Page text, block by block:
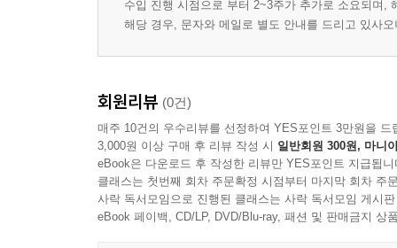
수입 진행 시점으로 부터 2~3주가 추가로 소요되며,
해당 경우, 문자와 메일로 별도 안내를 드리고 있사
회원리뷰 (0건)
매주 10건의 우수리뷰를 선정하여 YES포인트 3만원을 드
3,000원 이상 구매 후 리뷰 작성 시 일반회원 300원, 마니
eBook은 다운로드 후 작성한 리뷰만 YES포인트 지급됩니
클래스는 첫번째 회차 주문확정 시점부터 마지막 회차 주
사락 독서모임으로 진행된 클래스는 사락 독서모임 게시
eBook 페이백, CD/LP, DVD/Blu-ray, 패션 및 판매금지 상